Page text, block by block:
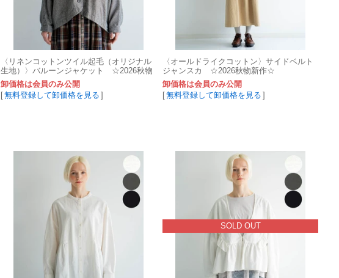
〈リネンコットンツイル起毛（オリジナル
生地）〉バルーンジャケット ☆2026秋物
新作☆
卸価格は会員のみ公開
[無料登録して卸価格を見る ]
〈オールドライクコットン〉サイドベルト
ジャンスカ ☆2026秋物新作☆
卸価格は会員のみ公開
[無料登録して卸価格を見る ]
SOLD OUT